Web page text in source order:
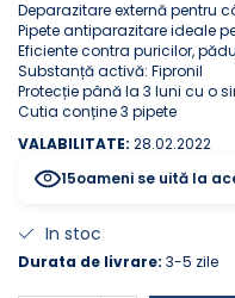
RECOMPENSE
ACCESORII
TRIXIE
JUCARII
HĂINUȚE
Masina de tuns
Recipient hrana
Deparazitare externă pentru
Pipete antiparazitare ideale
Eficiente contra puricilor,
Substanță activă: Fipronil
Protecție până la 3 luni cu o
Cutia conține 3 pipete
VALABILITATE: 28.02.2022
15oameni se uită la
In stoc
Durata de livrare: 3-5 zile